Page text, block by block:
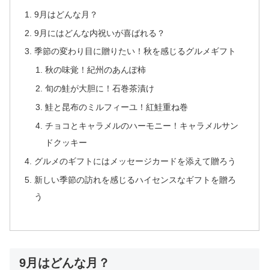
9月はどんな月？
9月にはどんな内祝いが喜ばれる？
季節の変わり目に贈りたい！秋を感じるグルメギフト
秋の味覚！紀州のあんぽ柿
旬の鮭が大胆に！石巻茶漬け
鮭と昆布のミルフィーユ！紅鮭重ね巻
チョコとキャラメルのハーモニー！キャラメルサン
ドクッキー
グルメのギフトにはメッセージカードを添えて贈ろう
新しい季節の訪れを感じるハイセンスなギフトを贈ろ
う
9月はどんな月？